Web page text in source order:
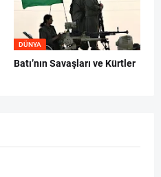
DÜNYA
Batı’nın Savaşları ve Kürtler